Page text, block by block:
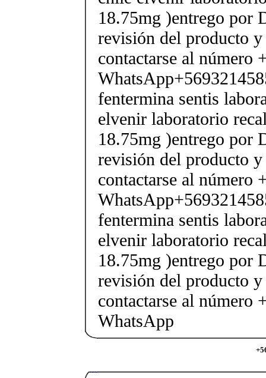
18.75mg )entrego por
revisión del producto
contactarse al número
fentermina sentis
elvenir laboratorio
18.75mg )entrego por
revisión del producto
contactarse al número
fentermina sentis
elvenir laboratorio
18.75mg )entrego por
revisión del producto
contactarse al número
WhatsApp